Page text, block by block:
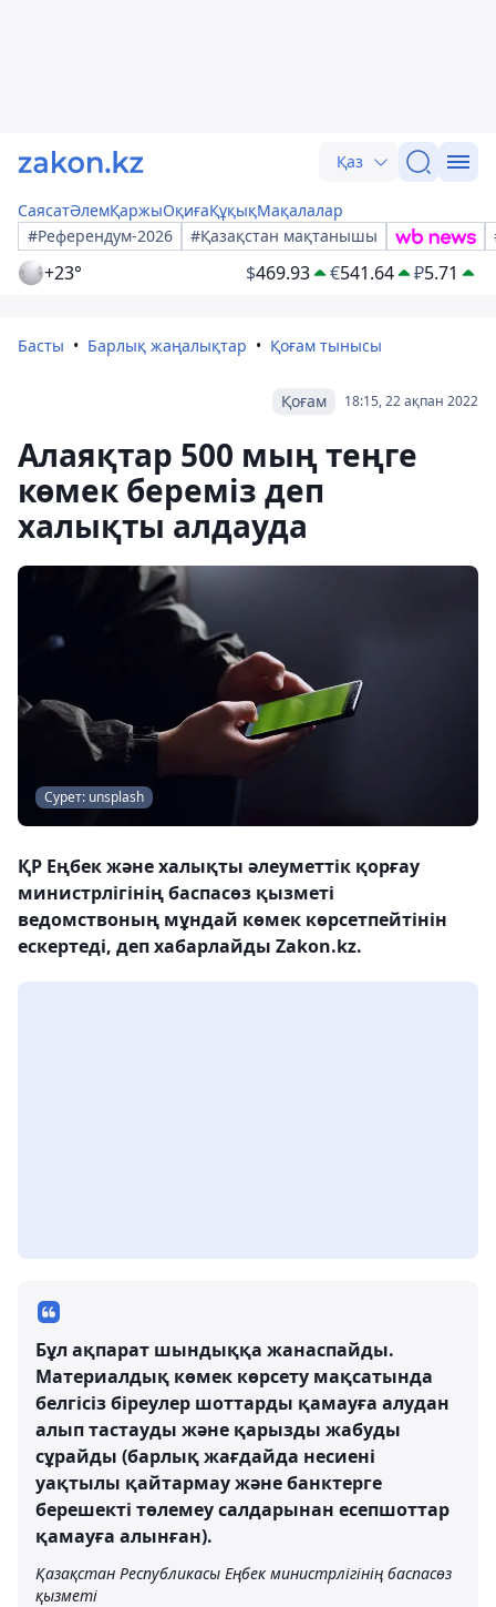
Қаз
СаясатӘлемҚаржыОқиғаҚұқықМақалалар
#Референдум-2026
#Қазақстан мақтанышы
+23° $469.93 €541.64 ₽5.71
Басты Барлық жаңалықтар Қоғам тынысы
18:15, 22 ақпан 2022
Қоғам
Алаяқтар 500 мың теңге
көмек береміз деп
халықты алдауда
Сурет: unsplash
ҚР Еңбек және халықты әлеуметтік қорғау
министрлігінің баспасөз қызметі
ведомствоның мұндай көмек көрсетпейтінін
ескертеді, деп хабарлайды Zakon.kz.
Бұл ақпарат шындыққа жанаспайды.
Материалдық көмек көрсету мақсатында
белгісіз біреулер шоттарды қамауға алудан
алып тастауды және қарызды жабуды
сұрайды (барлық жағдайда несиені
уақтылы қайтармау және банктерге
берешекті төлемеу салдарынан есепшоттар
қамауға алынған).
Қазақстан Республикасы Еңбек министрлігінің баспасөз
қызметі